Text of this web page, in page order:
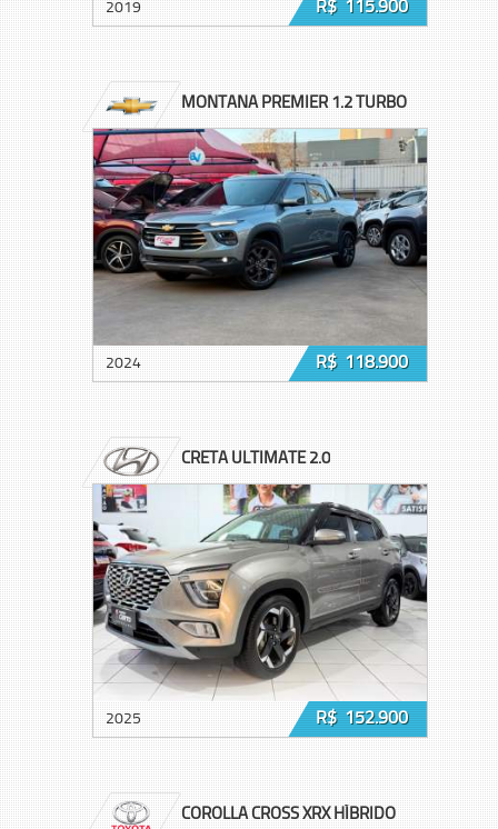
2019 R$ 115.900
MONTANA PREMIER 1.2 TURBO
2024 R$ 118.900
CRETA ULTIMATE 2.0
2025 R$ 152.900
COROLLA CROSS XRX HÍBRIDO